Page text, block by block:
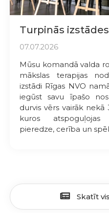
Turpinās
07.07.2026
Mūsu komandā valda
mākslas terapijas
izstādi Rīgas NVO
iegūst savu īpašo
durvis vērs vairāk
kuros atspoguļojas
pieredze, cerība un
Skatīt